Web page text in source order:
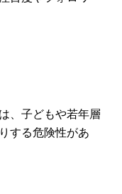
、子どもや若年層
する危険性があ